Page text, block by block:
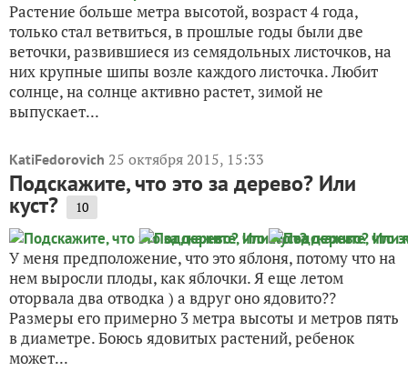
Растение больше метра высотой, возраст 4 года,
только стал ветвиться, в прошлые годы были две
веточки, развившиеся из семядольных листочков, на
них крупные шипы возле каждого листочка. Любит
солнце, на солнце активно растет, зимой не
выпускает...
KatiFedorovich 25 октября 2015, 15:33
Подскажите, что это за дерево? Или
куст? 10
У меня предположение, что это яблоня, потому что на
нем выросли плоды, как яблочки. Я еще летом
оторвала два отводка ) а вдруг оно ядовито??
Размеры его примерно 3 метра высоты и метров пять
в диаметре. Боюсь ядовитых растений, ребенок
может...